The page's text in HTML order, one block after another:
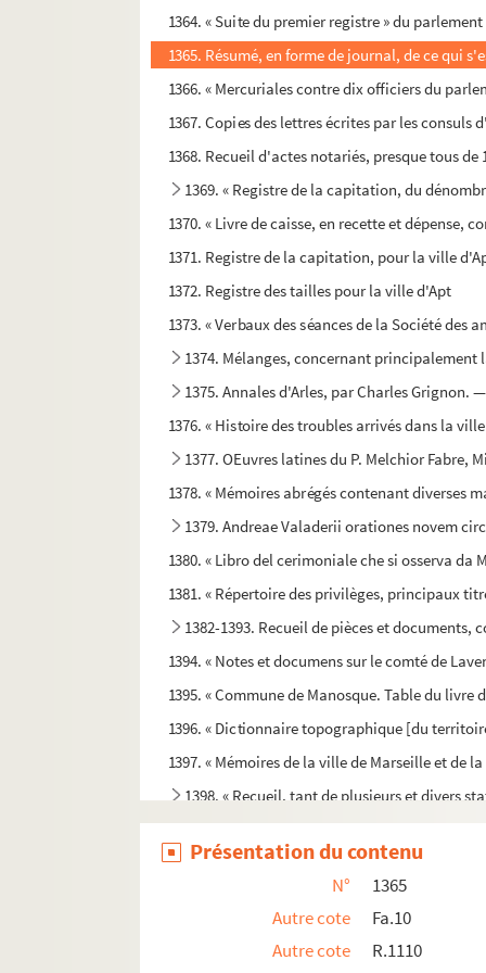
1364. « Suite du premier registre » du
1365. Résumé, en forme de journal, de ce qui
1366. « Mercuriales contre dix officiers du
1367. Copies des lettres écrites par les consuls
1368. Recueil d'actes notariés, presque tous
1369. « Registre de la capitation, du
1370. « Livre de caisse, en recette et
1371. Registre de la capitation, pour la ville
1372. Registre des tailles pour la ville d'Apt
1373. « Verbaux des séances de la Société
1374. Mélanges, concernant principalement
1375. Annales d'Arles, par Charles
1376. « Histoire des troubles arrivés dans la
1377. OEuvres latines du P. Melchior Fabre,
1378. « Mémoires abrégés contenant diverses
1379. Andreae Valaderii orationes novem
1380. « Libro del cerimoniale che si osserva
1381. « Répertoire des privilèges, principaux
1382-1393. Recueil de pièces et
1394. « Notes et documens sur le comté de
1395. « Commune de Manosque. Table du livre
1396. « Dictionnaire topographique [du
1397. « Mémoires de la ville de Marseille et de
1398. « Recueil, tant de plusieurs et divers
1399. « Mémorial où sont incerées
1400. « Estat et rolle de messieurs les consuls
1401. « Sindics de cette ville de Marseille. Ex
1402. Mémoires et consultations de divers
1403. « Quaternus particularis pendentis
Présentation du contenu
N°
1365
Autre cote
Fa.10
Autre cote
R.1110